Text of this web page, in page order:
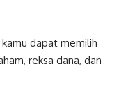
kamu dapat memilih
reksa dana, dan